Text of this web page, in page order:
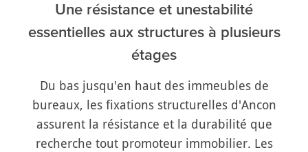
Une résistance et unestabilité
essentielles aux structures à plusieurs
étages
Du bas jusqu'en haut des immeubles de
bureaux, les fixations structurelles d'Ancon
assurent la résistance et la durabilité que
recherche tout promoteur immobilier. Les